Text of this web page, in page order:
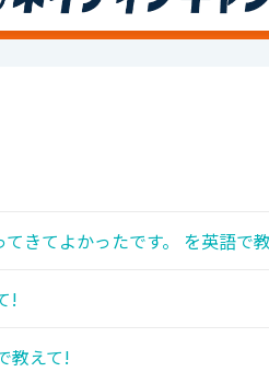
きてよかったです。 を英語で
!
教えて!